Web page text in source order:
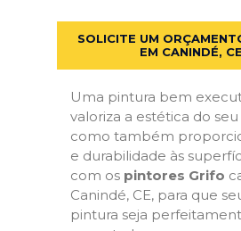
SOLICITE UM
EM CANINDÉ, CE
Uma pintura bem
valoriza a estética do
como também
e durabilidade às
com os pintores Grifo
Canindé, CE, para que
pintura seja